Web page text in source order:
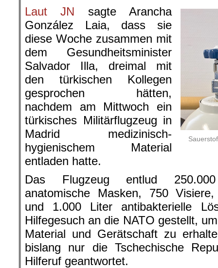
Laut JN sagte Arancha
González Laia, dass sie
diese Woche zusammen mit
dem Gesundheitsminister
Salvador Illa, dreimal mit
den türkischen Kollegen
gesprochen hätten,
nachdem am Mittwoch ein
türkisches Militärflugzeug in
Madrid medizinisch-
hygienischem Material
entladen hatte.
Das Flugzeug entlud
anatomische Masken, 750
und 1.000 Liter antibakterielle
Hilfegesuch an die NATO gestellt,
Material und Gerätschaft zu
bislang nur die Tschechische
Hilferuf geantwortet.